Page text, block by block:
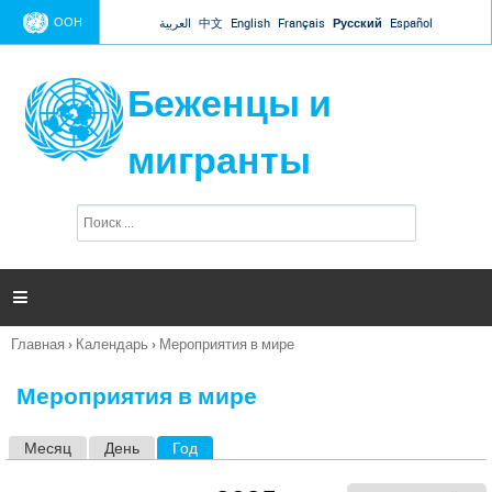
Jump to navigation
ООН العربية 中文 English Français Русский Español
Беженцы и
мигранты
п
и

Вы
Главная › Календарь › Мероприятия в мире
Мероприятия в мире
Месяц День Год